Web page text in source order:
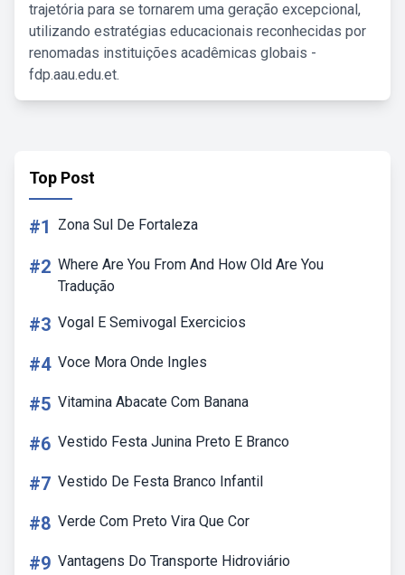
trajetória para se tornarem uma geração excepcional,
utilizando estratégias educacionais reconhecidas por
renomadas instituições acadêmicas globais -
fdp.aau.edu.et.
Top Post
#1 Zona Sul De Fortaleza
#2 Where Are You From And How Old Are You
Tradução
#3 Vogal E Semivogal Exercicios
#4 Voce Mora Onde Ingles
#5 Vitamina Abacate Com Banana
#6 Vestido Festa Junina Preto E Branco
#7 Vestido De Festa Branco Infantil
#8 Verde Com Preto Vira Que Cor
#9 Vantagens Do Transporte Hidroviário